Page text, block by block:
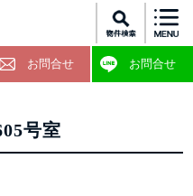
お問合せ お問合せ
号室